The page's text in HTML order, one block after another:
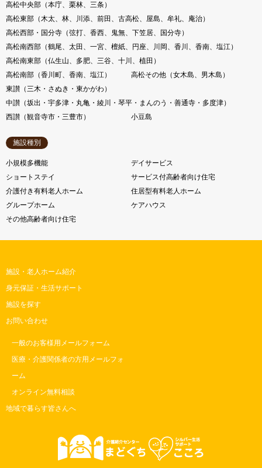
高松中央部（本庁、栗林、三条）
高松東部（木太、林、川添、前田、古高松、屋島、牟礼、庵治）
高松西部・国分寺（弦打、香西、鬼無、下笠居、国分寺）
高松南西部（鶴尾、太田、一宮、檀紙、円座、川岡、香川、香南、塩江）
高松南東部（仏生山、多肥、三谷、十川、植田）
高松南部（香川町、香南、塩江）
高松その他（女木島、男木島）
東讃（三木・さぬき・東かがわ）
中讃（坂出・宇多津・丸亀・綾川・琴平・まんのう・善通寺・多度津）
西讃（観音寺市・三豊市）
小豆島
施設種別
小規模多機能
デイサービス
ショートステイ
サービス付高齢者向け住宅
介護付き有料老人ホーム
住居型有料老人ホーム
グループホーム
ケアハウス
その他高齢者向け住宅
施設・老人ホーム紹介
身元保証・生活サポート
施設を探す
お問い合わせ
一般のお客様用メールフォーム
医療・介護関係者の方用メールフォ
ーム
オンライン無料相談
地域で暮らす皆さんへ